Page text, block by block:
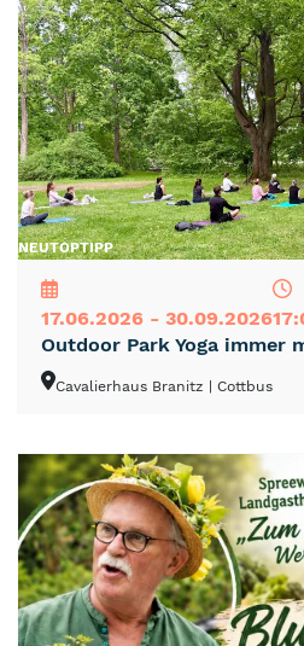
NEUTOPTIPP
17.06.2026 - 30.09.2026
Outdoor Park Yoga immer
Cavalierhaus Branitz | Cottbus